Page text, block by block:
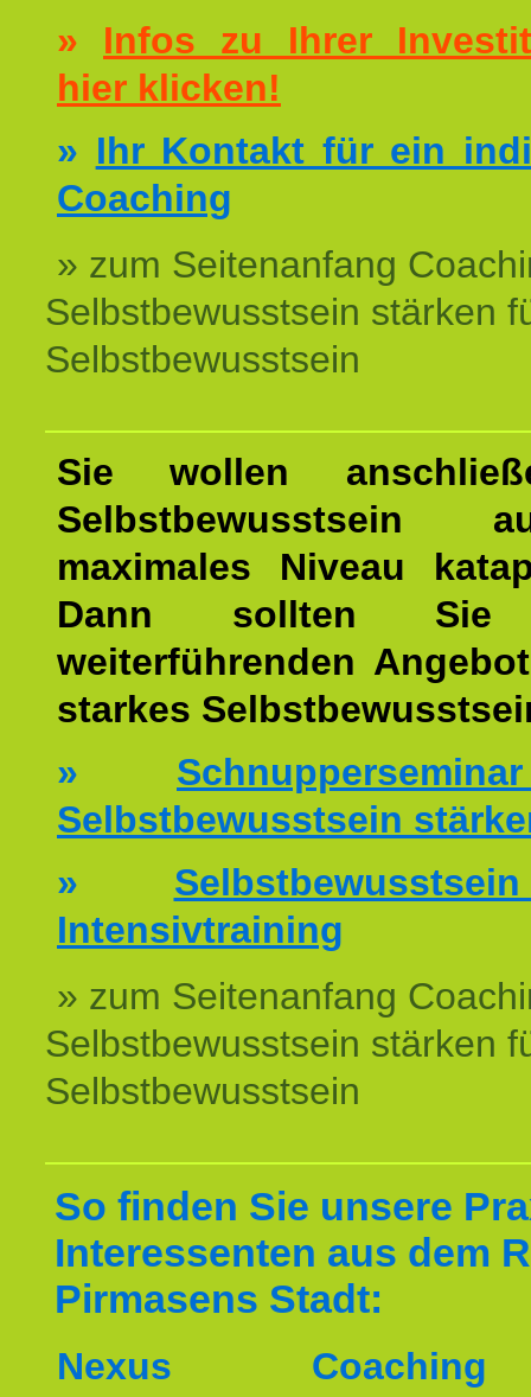
» Infos zu Ihrer
hier klicken!
» Ihr Kontakt für ein
Coaching
» zum Seitenanfang
Selbstbewusstsein stärken
Selbstbewusstsein
Sie wollen
Selbstbewusstsein
maximales Niveau
Dann sollten Sie
weiterführenden
starkes
»
Selbstbewusstsein
»
Intensivtraining
» zum Seitenanfang
Selbstbewusstsein stärken
Selbstbewusstsein
So finden Sie unsere
Interessenten aus dem
Pirmasens Stadt:
Nexus